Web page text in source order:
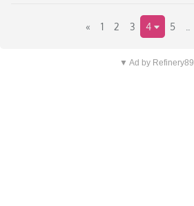
« 1 2 3 4 5
▼ Ad by Refinery89